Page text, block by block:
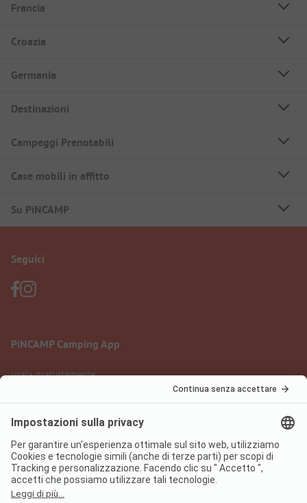
Francia
Croazia
Germania
Destinazioni
Campeggi Prenotabili
Case mobili in affitto
Su PiNCAMP
Seguici
PiNCAMP Camping App
usala gratuitamente
Informazione legale
Protezione dati
Condizioni d'uso
Regolamento sui servizi digitali